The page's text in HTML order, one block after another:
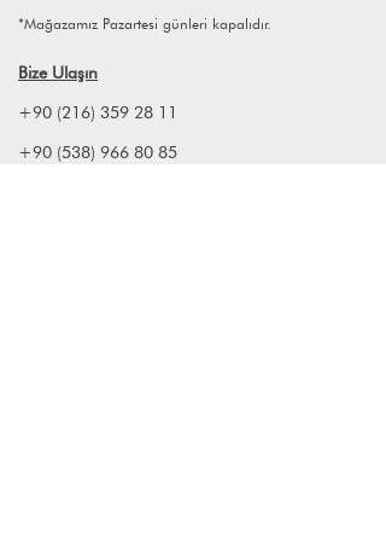
*Mağazamız Pazartesi günleri kapalıdır.
Bize Ulaşın
+90 (216) 359 28 11
+90 (538) 966 80 85